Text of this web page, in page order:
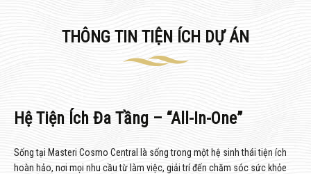
THÔNG TIN TIỆN ÍCH DỰ ÁN
Hệ Tiện Ích Đa Tầng – “All-In-One”
Sống tại Masteri Cosmo Central là sống trong một hệ sinh thái tiện ích
hoàn hảo, nơi mọi nhu cầu từ làm việc, giải trí đến chăm sóc sức khỏe